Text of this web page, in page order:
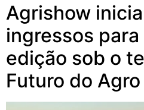
Agrishow
ingressos para
edição sob o
Futuro do Agro